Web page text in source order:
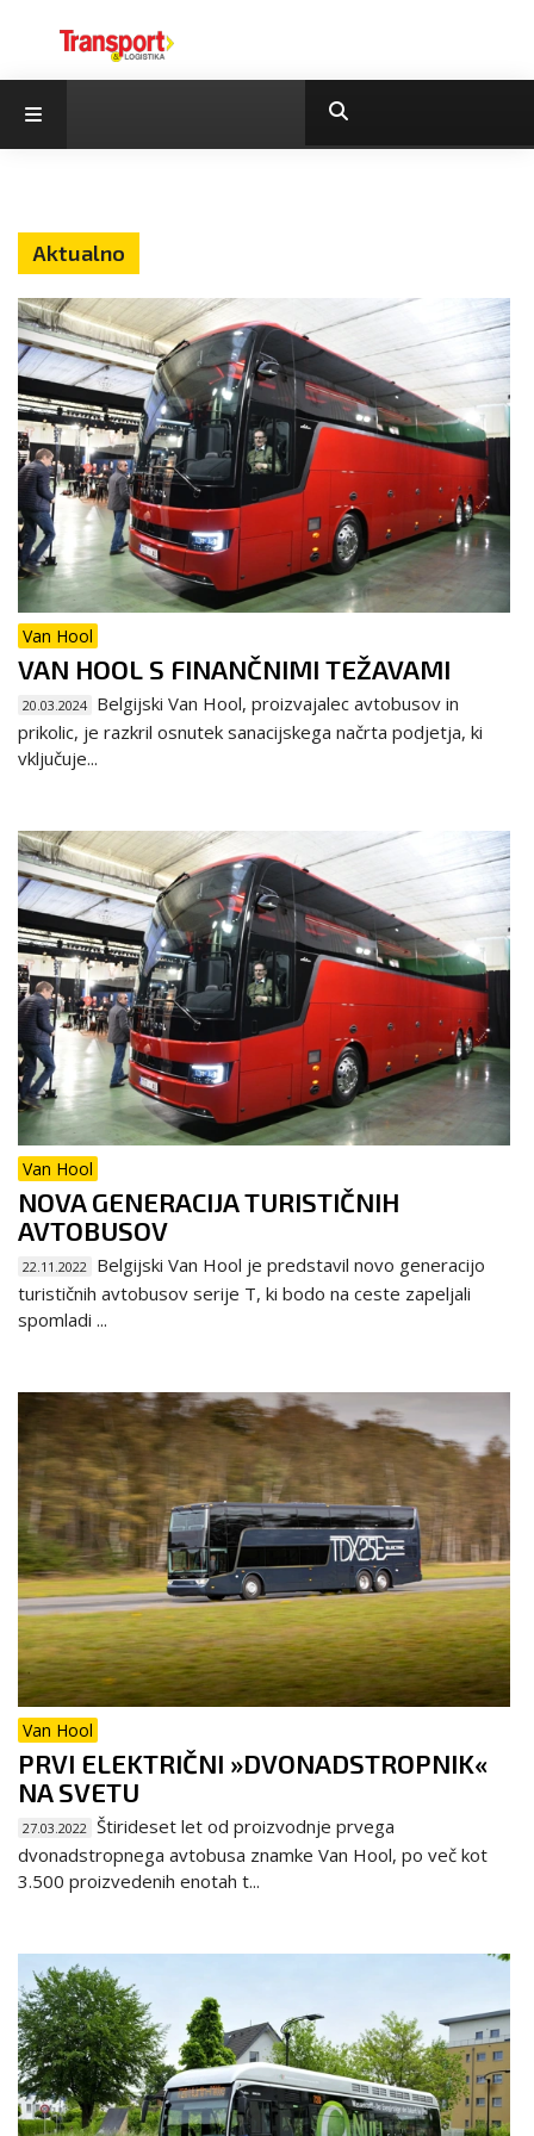
Aktualno
Van Hool
VAN HOOL S FINANČNIMI TEŽAVAMI
20.03.2024 Belgijski Van Hool, proizvajalec avtobusov in
prikolic, je razkril osnutek sanacijskega načrta podjetja, ki
vključuje...
Van Hool
NOVA GENERACIJA TURISTIČNIH
AVTOBUSOV
22.11.2022
Belgijski Van Hool je predstavil novo generacijo
turističnih avtobusov serije T, ki bodo na ceste zapeljali
spomladi ...
Van Hool
PRVI ELEKTRIČNI »DVONADSTROPNIK«
NA SVETU
27.03.2022 Štirideset let od proizvodnje prvega
dvonadstropnega avtobusa znamke Van Hool, po več kot
3.500 proizvedenih enotah t...